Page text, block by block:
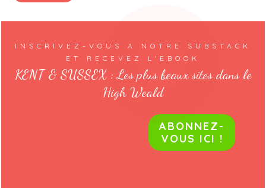
INSCRIVEZ-VOUS A NOTRE SUBSTACK
ET RECEVEZ L'EBOOK
KENT & SUSSEX : Les plus beaux sites dans le
High Weald
ABONNEZ-
VOUS ICI !